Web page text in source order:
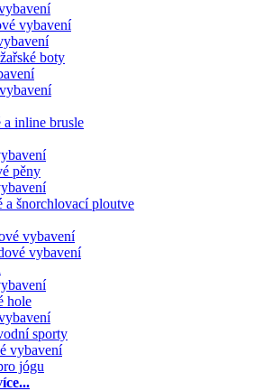
vybavení
boty
inline brusle
pěny
a šnorchlovací ploutve
vybavení
vybavení
hole
sporty
vybavení
jógu